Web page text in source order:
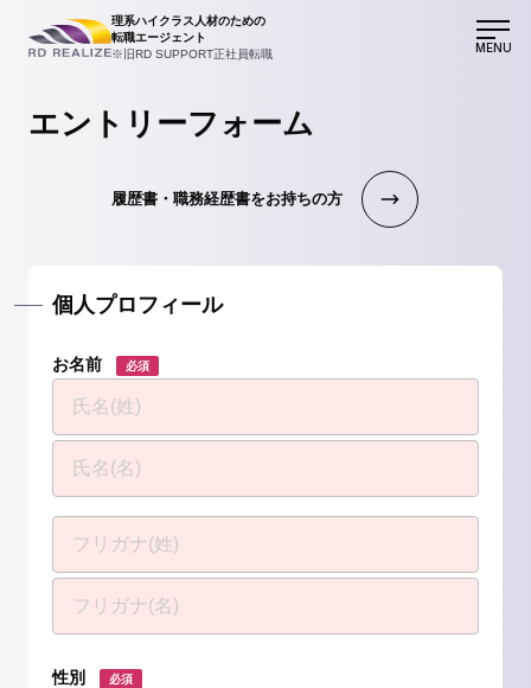
理系ハイクラス人材のための
転職エージェント
※旧RD SUPPORT正社員転職
MENU
エントリーフォーム
履歴書・職務経歴書をお持ちの方
個人プロフィール
お名前 必須
性別 必須